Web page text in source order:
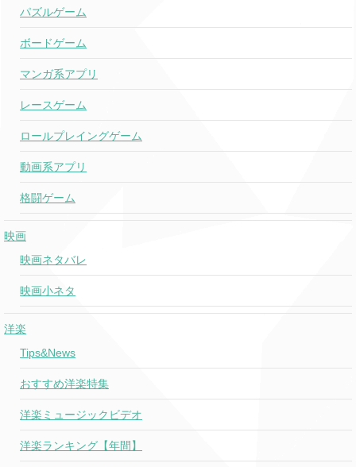
パズルゲーム
ボードゲーム
マンガ系アプリ
レースゲーム
ロールプレイングゲーム
動画系アプリ
格闘ゲーム
映画
映画ネタバレ
映画小ネタ
洋楽
Tips&News
おすすめ洋楽特集
洋楽ミュージックビデオ
洋楽ランキング【年間】